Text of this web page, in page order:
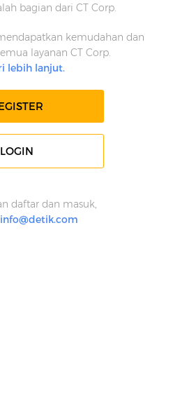
bagian dari CT Corp.
kemudahan dan
layanan CT Corp.
lebih lanjut.
LOGIN
daftar dan masuk,
info@detik.com